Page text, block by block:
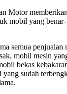
Motor
mobil yang benar-
semua penjualan
mobil mesin
bekas
sudah